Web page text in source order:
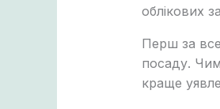
облікових
Перш за
посаду.
краще